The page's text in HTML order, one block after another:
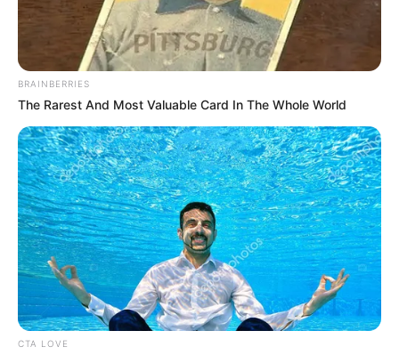
BRAINBERRIES
The Rarest And Most Valuable Card In The Whole World
CTA LOVE